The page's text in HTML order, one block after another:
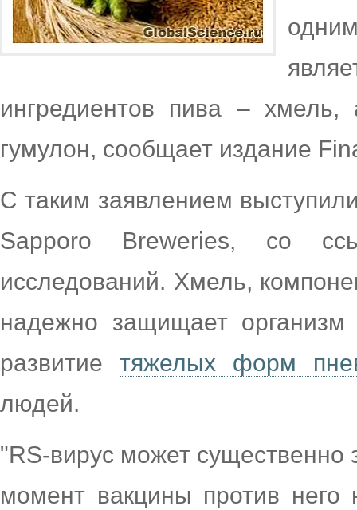
ингредиентов пива –
гумулон, сообщает издание
С таким заявлением
Sapporo Breweries, со
исследований. Хмель,
надежно защищает организм
развитие тяжелых форм
людей.
"RS-вирус может
момент вакцины против